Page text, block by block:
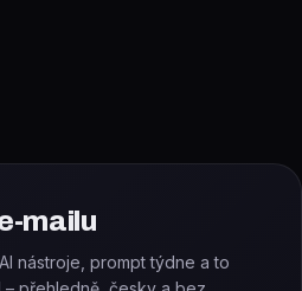
mailu
nástroje, prompt týdne a to